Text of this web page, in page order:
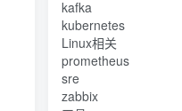
kafka
kubernetes
Linux相关
prometheus
sre
zabbix